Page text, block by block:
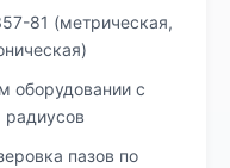
81 (метрическая,
оборудовании с
пазов по